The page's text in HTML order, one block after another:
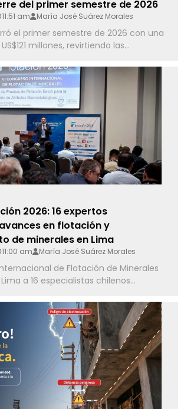
del primer semestre de 2026
11:51 am María José Suárez Morales
el primer semestre de 2026 con una
millones, revirtiendo las...
2026: 16 expertos
en flotación y
de minerales en Lima
11:00 am María José Suárez Morales
de Flotación de Minerales
a 16 especialistas chilenos...